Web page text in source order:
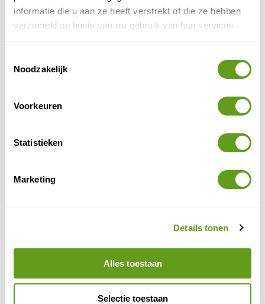
informatie die u aan ze heeft verstrekt of die ze hebben
verzameld op basis van uw gebruik van hun services.
Noodzakelijk
Voorkeuren
Statistieken
Marketing
Details tonen
Alles toestaan
Selectie toestaan
boottocht Diemelsee, Slot Bad Arolsen en een
De luxe vakantiewoningen voor 4 personen
bevinden zich in het mooie Sauerland. Kinderen
Geniet van de spa na een dag hiken.
Haus Haase (tip!)
Individuele reis